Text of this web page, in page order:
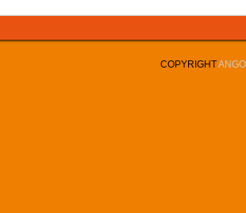
COPYRIGHT